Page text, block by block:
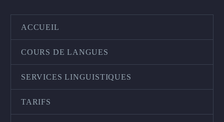
ACCUEIL
COURS DE LANGUES
SERVICES LINGUISTIQUES
TARIFS